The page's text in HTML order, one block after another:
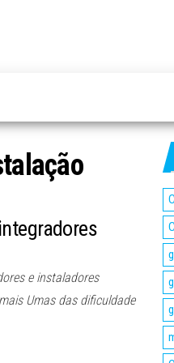
e instaladores
Umas das dificuldade